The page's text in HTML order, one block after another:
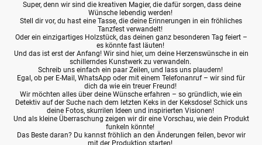
Super, denn wir sind die kreativen Magier, die dafür sorgen, dass deine
Wünsche lebendig werden!
Stell dir vor, du hast eine Tasse, die deine Erinnerungen in ein fröhliches
Tanzfest verwandelt!
Oder ein einzigartiges Holzstück, das deinen ganz besonderen Tag feiert –
es könnte fast läuten!
Und das ist erst der Anfang! Wir sind hier, um deine Herzenswünsche in ein
schillerndes Kunstwerk zu verwandeln.
Schreib uns einfach ein paar Zeilen, und lass uns plaudern!
Egal, ob per E-Mail, WhatsApp oder mit einem Telefonanruf – wir sind für
dich da wie ein treuer Freund!
Wir möchten alles über deine Wünsche erfahren – so gründlich, wie ein
Detektiv auf der Suche nach dem letzten Keks in der Keksdose! Schick uns
deine Fotos, skurrilen Ideen und inspirierten Visionen!
Und als kleine Überraschung zeigen wir dir eine Vorschau, wie dein Produkt
funkeln könnte!
Das Beste daran? Du kannst fröhlich an den Änderungen feilen, bevor wir
mit der Produktion starten!